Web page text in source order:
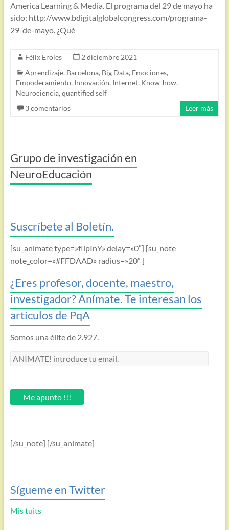
America Learning & Media. El programa del 29 de mayo ha
sido: http://www.bdigitalglobalcongress.com/programa-
29-de-mayo. ¿Qué
Félix Eroles
2 diciembre 2021
Aprendizaje, Barcelona, Big Data, Emociones,
Empoderamiento, Innovación, Internet, Know-how,
Neurociencia, quantified self
3 comentarios
Leer más
Grupo de investigación en
NeuroEducación
Suscríbete al Boletín.
[su_animate type=»flipInY» delay=»0″] [su_note
note_color=»#FFDAAD» radius=»20″ ]
¿Eres profesor, docente, maestro,
investigador? Anímate. Te interesan los
artículos de PqA
Somos una élite de 2.927.
ANIMATE!
email.Me apunto !!!
[/su_note] [/su_animate]
Sígueme en Twitter
Mis tuits